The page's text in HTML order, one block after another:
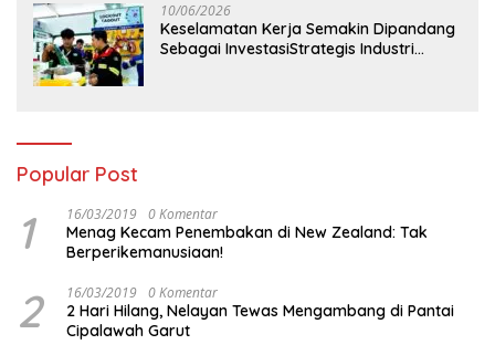
10/06/2026
Keselamatan Kerja Semakin Dipandang
Sebagai InvestasiStrategis Industri
Popular Post
1 16/03/2019 0 Komentar
Menag Kecam Penembakan di New Zealand: Tak
Berperikemanusiaan!
2 16/03/2019 0 Komentar
2 Hari Hilang, Nelayan Tewas Mengambang di Pantai
Cipalawah Garut